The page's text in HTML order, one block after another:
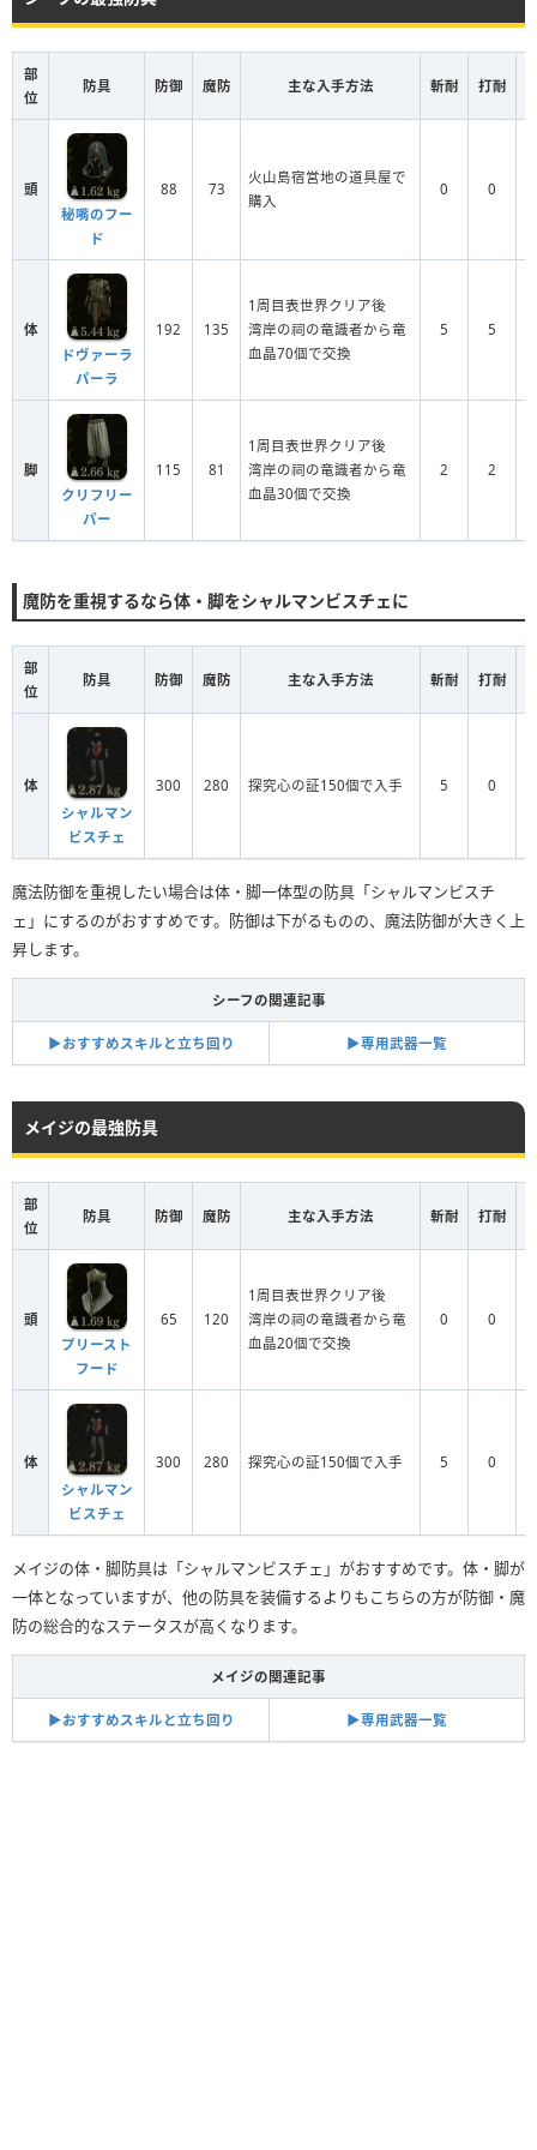
部
位
防具 防御 魔防 主な入手方法 斬耐 打耐
頭
秘嘴のフー
ド
88 73
火山島宿営地の道具屋で
購入
0 0
体
ドヴァーラ
パーラ
192 135
1周目表世界クリア後
湾岸の祠の竜識者から竜
血晶70個で交換
5 5
脚
クリフリー
パー
115 81
1周目表世界クリア後
湾岸の祠の竜識者から竜
血晶30個で交換
2 2
魔防を重視するなら体・脚をシャルマンビスチェに
部
位
防具 防御 魔防 主な入手方法 斬耐 打耐
体
シャルマン
ビスチェ
300 280 探究心の証150個で入手 5 0
魔法防御を重視したい場合は体・脚一体型の防具「シャルマンビスチ
ェ」にするのがおすすめです。防御は下がるものの、魔法防御が大きく上
昇します。
シーフの関連記事
▶︎おすすめスキルと立ち回り ▶︎専用武器一覧
メイジの最強防具
部
位
防具 防御 魔防 主な入手方法 斬耐 打耐
頭
プリースト
フード
65 120
1周目表世界クリア後
湾岸の祠の竜識者から竜
血晶20個で交換
0 0
体
シャルマン
ビスチェ
300 280 探究心の証150個で入手 5 0
メイジの体・脚防具は「シャルマンビスチェ」がおすすめです。体・脚が
一体となっていますが、他の防具を装備するよりもこちらの方が防御・魔
防の総合的なステータスが高くなります。
メイジの関連記事
▶︎おすすめスキルと立ち回り ▶︎専用武器一覧